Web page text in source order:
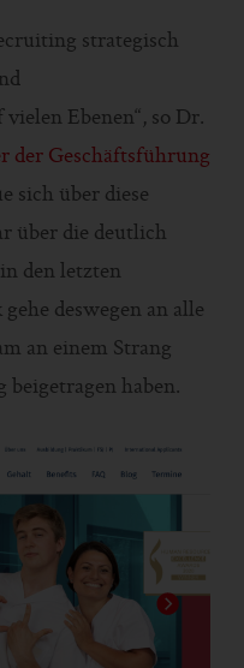
strategisch
Ebenen“, so Dr.
der Geschäftsführung
sich über diese
über die deutlich
den letzten
deswegen an alle
an einem Strang
beigetragen haben.